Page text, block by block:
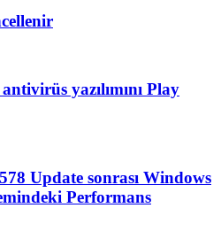
yazılımını Play
Update sonrası Windows
Performans